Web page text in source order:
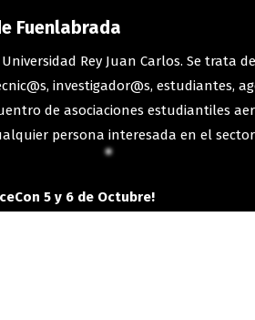
Fuenlabrada
Rey Juan Carlos. Se trata
investigador@s, estudiantes,
de asociaciones estudiantiles
persona interesada en el
5 y 6 de Octubre!